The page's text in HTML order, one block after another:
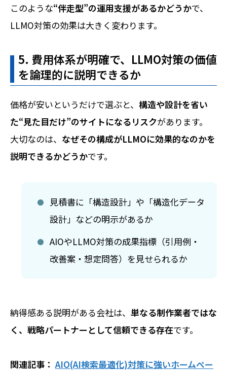
このような“伴走型”の運用支援があるかどうかで、
LLMO対策の効果は大きく変わります。
5. 費用体系が明確で、LLMO対策の価値
を論理的に説明できるか
価格が安いというだけで選ぶと、 構造や設計を省い
た“見た目だけ”のサイトになるリスクがあります。
大切なのは、 なぜその構成がLLMOに効果的なのかを
説明できるかどうかです。
見積書に「構造設計」や「構造化データ
設計」などの明示があるか
AIOやLLMO対策の成果指標（引用例・
改善案・想定問答）を見せられるか
納得感ある説明がある会社は、 単なる制作業者ではな
く、戦略パートナーとして信頼できる存在です。
関連記事： AIO(AI検索最適化)対策に強いホームペー